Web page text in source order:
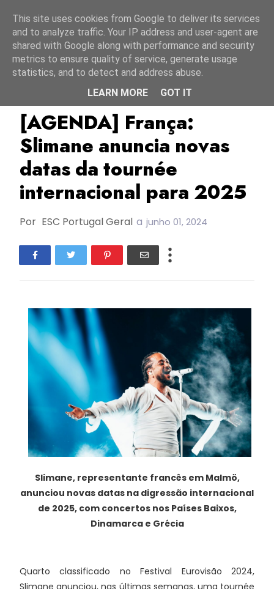
França Slimane
[AGENDA] França:
Slimane anuncia novas
datas da tournée
internacional para 2025
Por ESC Portugal Geral a junho 01, 2024
Slimane, representante francês em Malmö,
anunciou novas datas na digressão internacional
de 2025, com concertos nos Países Baixos,
Dinamarca e Grécia
Quarto classificado no Festival Eurovisão 2024,
Slimane anunciou, nas últimas semanas, uma tournée
This site uses cookies from Google to deliver its services
and to analyze traffic. Your IP address and user-agent are
shared with Google along with performance and security
metrics to ensure quality of service, generate usage
statistics, and to detect and address abuse.
LEARN MORE
GOT IT